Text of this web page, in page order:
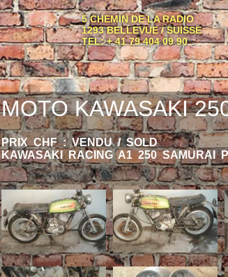
5 CHEMIN DE LA RADIO
1293 BELLEVUE / SUISSE
TEL: + 41 79 404 09 90
MOTO KAWASAKI
PRIX CHF : VENDU / SOLD
KAWASAKI RACING A1 250 SAMURAI